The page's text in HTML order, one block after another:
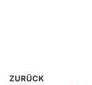
ZURÜCK